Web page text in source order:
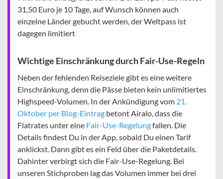
31,50 Euro je 10 Tage, auf Wunsch können auch
einzelne Länder gebucht werden, der Weltpass ist
dagegen limitiert
Wichtige Einschränkung durch Fair-Use-Regeln
Neben der fehlenden Reiseziele gibt es eine weitere
Einschränkung, denn die Pässe bieten kein unlimitiertes
Highspeed-Volumen. In der Ankündigung vom 21.
Oktober per Blog-Eintrag betont Airalo, dass die
Flatrates unter eine Fair-Use-Regelungfallen. Die
Details findest Du in der App, sobald Du einen Tarif
anklickst. Dann gibt es ein Feld über die Paketdetails.
Dahinter verbirgt sich die Fair-Use-Regelung. Bei
unseren Stichproben lag das Volumen immer bei drei